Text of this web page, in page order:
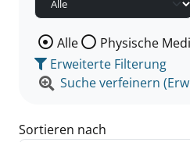
Wählen Sie die
Alle Physische
Erweiterte Filterung
Suche verfeinern
Sortieren nach